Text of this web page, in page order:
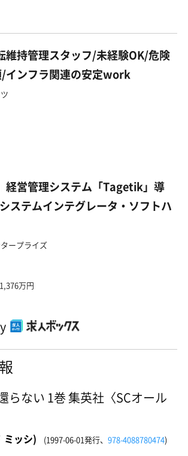
維持管理スタッフ/未経験OK/危険
インフラ関連の安定work
経営管理システム「Tagetik」導
ステムインテグレータ・ソフトハ
ープライズ
万円
らない 1巻 集英社〈SCオール
ミッシ) (1997-06-01発行、 978-4088780474)